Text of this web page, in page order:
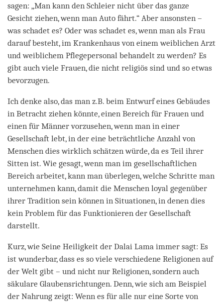
sagen: „Man kann den Schleier nicht über das ganze
Gesicht ziehen, wenn man Auto fährt.“ Aber ansonsten –
was schadet es? Oder was schadet es, wenn man als Frau
darauf besteht, im Krankenhaus von einem weiblichen Arzt
und weiblichem Pflegepersonal behandelt zu werden? Es
gibt auch viele Frauen, die nicht religiös sind und so etwas
bevorzugen.
Ich denke also, das man z.B. beim Entwurf eines Gebäudes
in Betracht ziehen könnte, einen Bereich für Frauen und
einen für Männer vorzusehen, wenn man in einer
Gesellschaft lebt, in der eine beträchtliche Anzahl von
Menschen dies wirklich schätzen würde, da es Teil ihrer
Sitten ist. Wie gesagt, wenn man im gesellschaftlichen
Bereich arbeitet, kann man überlegen, welche Schritte man
unternehmen kann, damit die Menschen loyal gegenüber
ihrer Tradition sein können in Situationen, in denen dies
kein Problem für das Funktionieren der Gesellschaft
darstellt.
Kurz, wie Seine Heiligkeit der Dalai Lama immer sagt: Es
ist wunderbar, dass es so viele verschiedene Religionen auf
der Welt gibt – und nicht nur Religionen, sondern auch
säkulare Glaubensrichtungen. Denn, wie sich am Beispiel
der Nahrung zeigt: Wenn es für alle nur eine Sorte von